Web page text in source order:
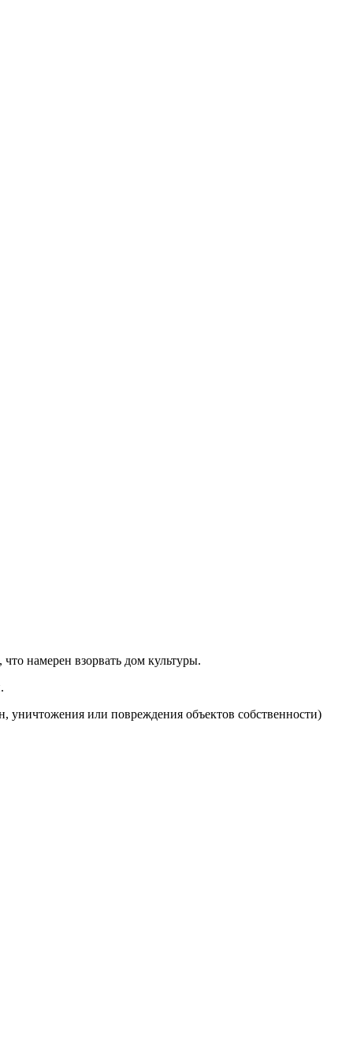
намерен взорвать дом культуры.
уничтожения или повреждения объектов собственности)